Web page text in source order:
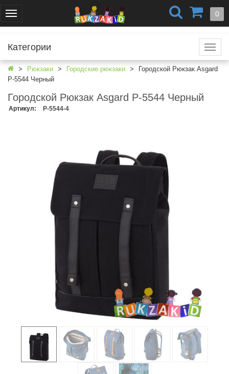
Меню 0
+7 (499) 404-0550
г. Москва
+7 (812) 424-4251
Категории
Рюкзаки Городские рюкзаки
Городской Рюкзак Asgard
Р-5544 Черный
Городской Рюкзак Asgard Р-5544 Черный
Артикул: Р-5544-4